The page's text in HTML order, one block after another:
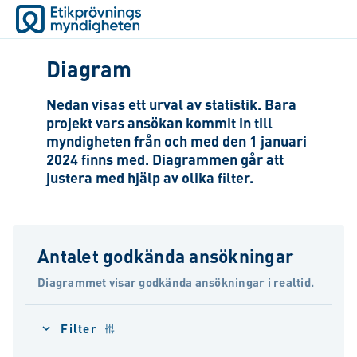
Diagram
Nedan visas ett urval av statistik. Bara
projekt vars ansökan kommit in till
myndigheten från och med den 1 januari
2024 finns med. Diagrammen går att
justera med hjälp av olika filter.
Antalet godkända ansökningar
Diagrammet visar godkända ansökningar i realtid.
Filter